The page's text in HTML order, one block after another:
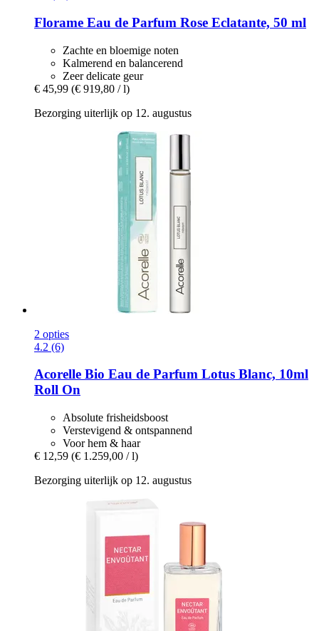
Florame Eau de Parfum Rose Eclatante, 50 ml
Zachte en bloemige noten
Kalmerend en balancerend
Zeer delicate geur
€ 45,99 (€ 919,80 / l)
Bezorging uiterlijk op 12. augustus
2 opties
4.2 (6)
Acorelle Bio Eau de Parfum Lotus Blanc, 10ml
Roll On
Absolute frisheidsboost
Verstevigend & ontspannend
Voor hem & haar
€ 12,59 (€ 1.259,00 / l)
Bezorging uiterlijk op 12. augustus